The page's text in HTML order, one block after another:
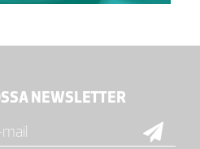
NEWSLETTER